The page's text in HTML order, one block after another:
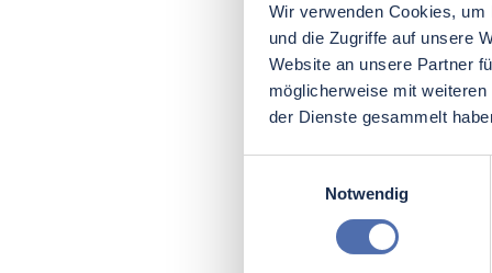
Wir verwenden Cookies,
und die Zugriffe auf unsere
Website an unsere Partner
möglicherweise mit
der Dienste gesammelt
Notwendig
Praktika bei der H+E
den Arbeitsalltag in
Die H+E Gruppe
auf die individuellen
breitgefächertes
H+E Gruppe danach,
Kontakte zu
auch in den
ihrer gesamten